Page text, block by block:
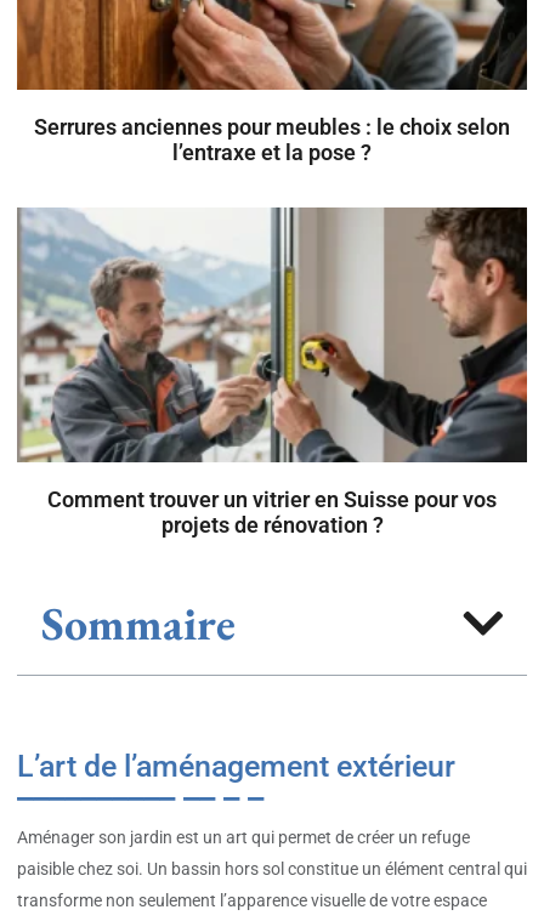
Serrures anciennes pour meubles : le choix selon
l’entraxe et la pose ?
Comment trouver un vitrier en Suisse pour vos
projets de rénovation ?
Sommaire
L’art de l’aménagement extérieur
Aménager son jardin est un art qui permet de créer un refuge
paisible chez soi. Un bassin hors sol constitue un élément central qui
transforme non seulement l’apparence visuelle de votre espace